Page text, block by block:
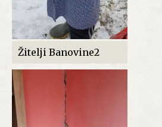
Žitelji Banovine2